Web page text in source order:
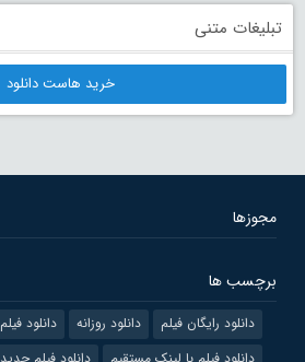
تبلیغات متنی
خرید هاست دانلود
مجوزها
برچسب ها
دانلود رایگان فیلم دانلود روزانه
دانلود فیلم